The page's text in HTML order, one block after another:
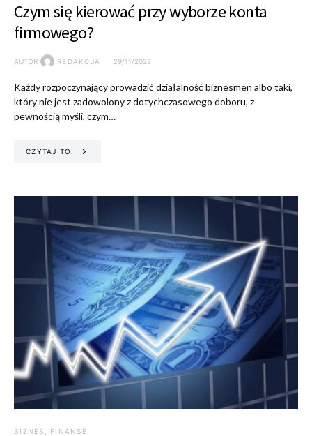
Czym się kierować przy wyborze konta
firmowego?
AUTOR REDAKCJA 29/11/2022
Każdy rozpoczynający prowadzić działalność biznesmen albo taki,
który nie jest zadowolony z dotychczasowego doboru, z
pewnością myśli, czym…
CZYTAJ TO.
BIZNES, FINANSE